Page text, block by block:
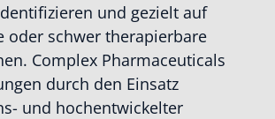
und gezielt auf
oder schwer therapierbare
Complex Pharmaceuticals
durch den Einsatz
und hochentwickelter